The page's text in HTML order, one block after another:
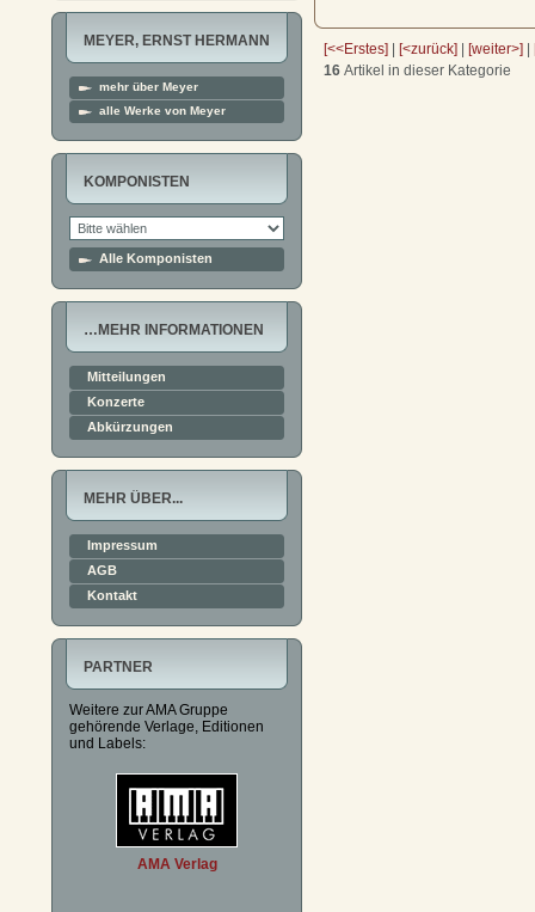
MEYER, ERNST HERMANN
mehr über Meyer
alle Werke von Meyer
KOMPONISTEN
Alle Komponisten
…MEHR INFORMATIONEN
Mitteilungen
Konzerte
Abkürzungen
MEHR ÜBER...
Impressum
AGB
Kontakt
PARTNER
Weitere zur AMA Gruppe
gehörende Verlage, Editionen
und Labels:
AMA Verlag
[<<Erstes] [<zurück] [weiter>]
16 Artikel in dieser Kategorie